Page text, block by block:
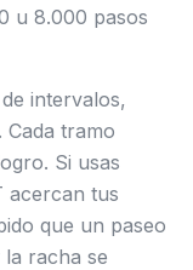
u 8.000 pasos
intervalos,
Cada tramo
Si usas
acercan tus
que un paseo
racha se